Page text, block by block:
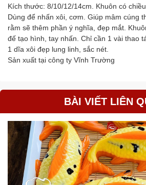
Kích thước: 8/10/12/14cm. Khuôn có
Dùng để nhấn xôi, cơm. Giúp mâm cúng
rằm sẽ thêm phần ý nghĩa, đẹp mắt.
đế tạo hình, tay nhấn. Chỉ cần 1 vài thao
1 dĩa xôi đẹp lung linh, sắc nét.
Sản xuất tại công ty Vĩnh Trường
BÀI VIẾT LIÊN